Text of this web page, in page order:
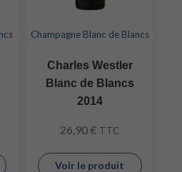
Champagne Blanc de Blancs
Charles Westler
Blanc de Blancs
2014
26,90 € TTC
Voir le produit